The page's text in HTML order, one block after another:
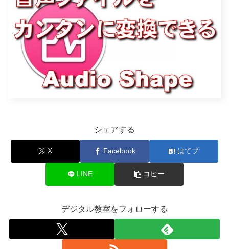
シェアする
X Facebook はてブ
LINE コピー
デジタル教室をフォローする